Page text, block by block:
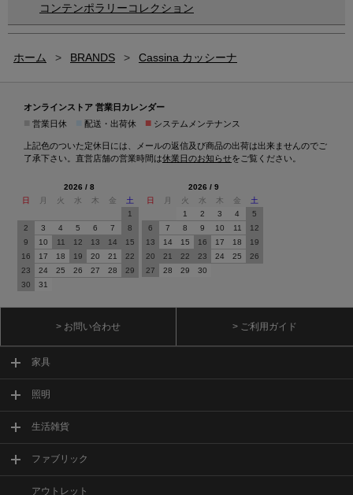
コンテンポラリーコレクション
ホーム > BRANDS > Cassina カッシーナ
オンラインストア 営業日カレンダー
営業日休 配送・出荷休 ■ システムメンテナンス
上記色のついた定休日には、メールの返信及び商品の出荷は出来ませんのでご
了承下さい。直営店舗の営業時間は休業日のお知らせをご覧ください。
2026 / 8
日
月 火 水 木 金
土
1
2
3 4 5 6 7
8
9
10 11 12 13 14
15
16
17 18 19 20 21
22
23
24 25 26 27 28
29
30
31
2026 / 9
日
月 火 水 木 金
土
1
2 3 4
5
6
7 8 9 10 11
12
13
14 15 16 17 18
19
20
21 22 23 24 25
26
27
28 29 30
> お問い合わせ > ご利用ガイド
家具
照明
生活雑貨
ファブリック
アウトレット